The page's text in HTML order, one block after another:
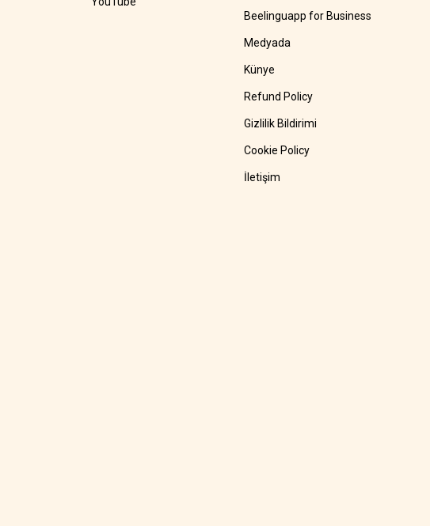
Beelinguapp for Business
Medyada
Künye
Refund Policy
Gizlilik Bildirimi
Cookie Policy
İletişim